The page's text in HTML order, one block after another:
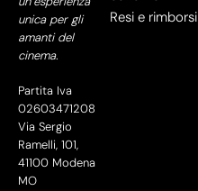
unica per gli
amanti del
cinema.
Partita Iva
02603471208
Via Sergio
Ramelli, 101,
41100 Modena
MO
Resi e rimborsi